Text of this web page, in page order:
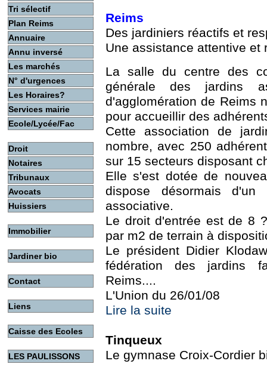
Tri sélectif
Plan Reims
Annuaire
Annu inversé
Les marchés
N° d'urgences
Les Horaires?
Services mairie
Ecole/Lycée/Fac
Droit
Notaires
Tribunaux
Avocats
Huissiers
Immobilier
Jardiner bio
Contact
Liens
Caisse des Ecoles
LES PAULISSONS
Reims
Des jardiniers réactifs et
Une assistance attentive et
La salle du centre des
générale des jardins
d'agglomération de Reims
pour accueillir des
Cette association de
nombre, avec 250
sur 15 secteurs disposant
Elle s'est dotée de
dispose désormais
associative.
Le droit d'entrée est de 8
par m2 de terrain à
Le président Didier
fédération des jardins
Reims....
L'Union du 26/01/08
Lire la suite
Tinqueux
Le gymnase Croix-Cordier